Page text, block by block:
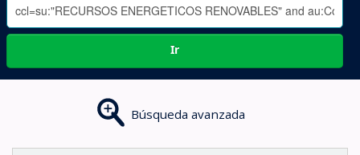
Ir
Búsqueda avanzada